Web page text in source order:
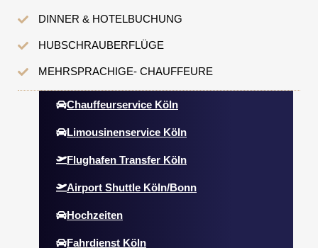
DINNER & HOTELBUCHUNG
HUBSCHRAUBERFLÜGE
MEHRSPRACHIGE- CHAUFFEURE
Chauffeurservice Köln
Limousinenservice Köln
Flughafen Transfer Köln
Airport Shuttle Köln/Bonn
Hochzeiten
Fahrdienst Köln